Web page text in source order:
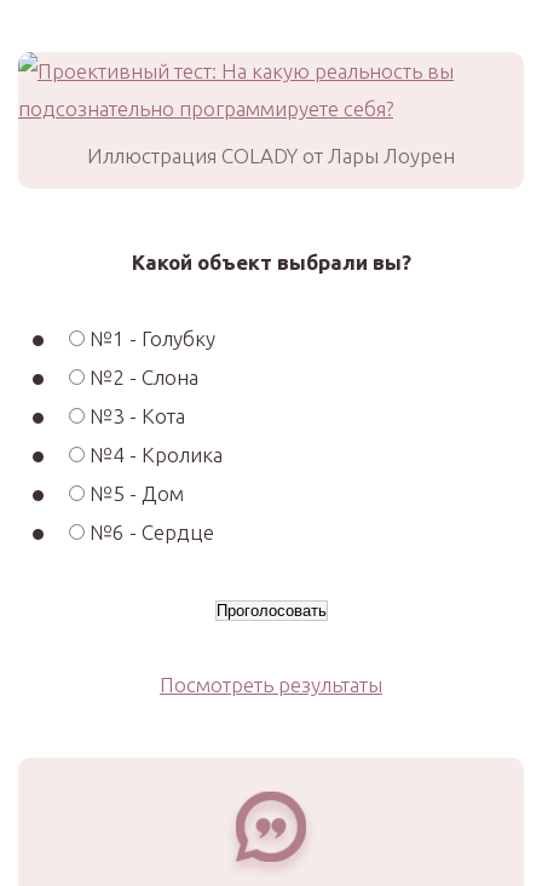
Иллюстрация COLADY от Лары Лоурен
Какой объект выбрали вы?
№1 - Голубку
№2 - Слона
№3 - Кота
№4 - Кролика
№5 - Дом
№6 - Сердце
Посмотреть результаты